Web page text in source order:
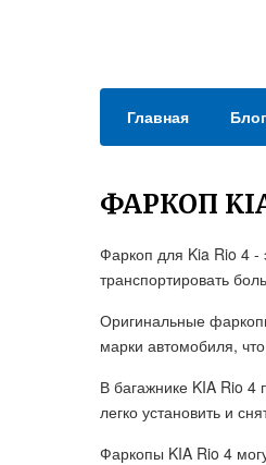
Главная Блог
ФАРКОП
Фаркоп для Kia Rio 4 -
транспортировать
Оригинальные
марки автомобиля,
В багажнике KIA Rio 4
легко установить и
Фаркопы KIA Rio 4